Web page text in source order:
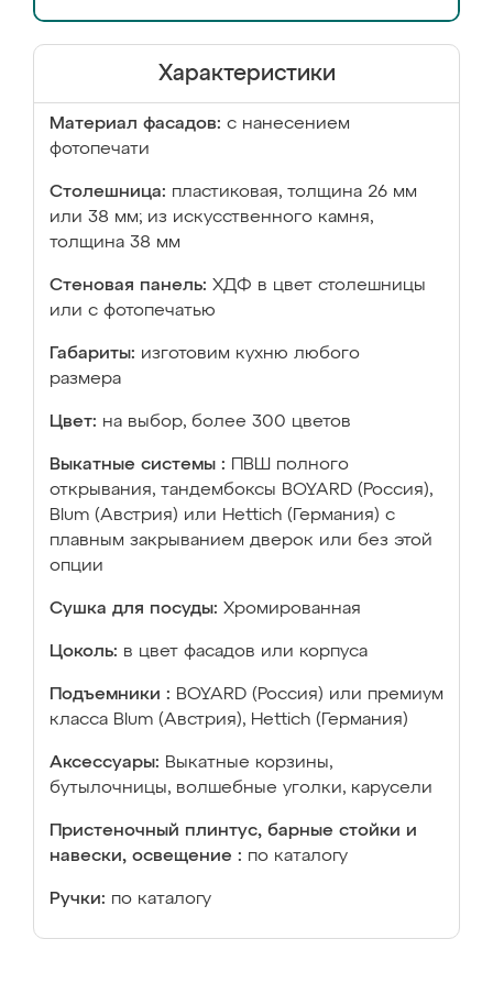
Характеристики
Материал фасадов: с нанесением
фотопечати
Столешница: пластиковая, толщина 26 мм
или 38 мм; из искусственного камня,
толщина 38 мм
Стеновая панель: ХДФ в цвет столешницы
или с фотопечатью
Габариты: изготовим кухню любого
размера
Цвет: на выбор, более 300 цветов
Выкатные системы :
ПВШ полного
открывания, тандембоксы BOYARD (Россия),
Blum (Австрия) или Hettich (Германия) с
плавным закрыванием дверок или без этой
опции
Сушка для посуды: Хромированная
Цоколь: в цвет фасадов или корпуса
Подъемники : BOYARD (Россия) или премиум
класса Blum (Австрия), Hettich (Германия)
Аксессуары: Выкатные корзины,
бутылочницы, волшебные уголки, карусели
Пристеночный плинтус, барные стойки и
навески, освещение : по каталогу
Ручки: по каталогу